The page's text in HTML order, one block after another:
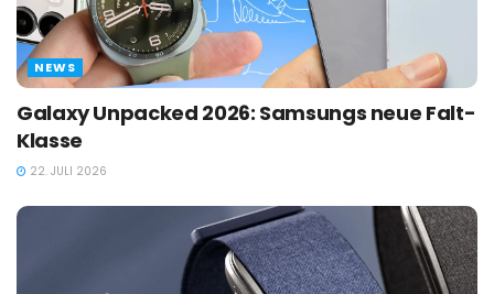
NEWS
Galaxy Unpacked 2026: Samsungs neue Falt-
Klasse
22. JULI 2026